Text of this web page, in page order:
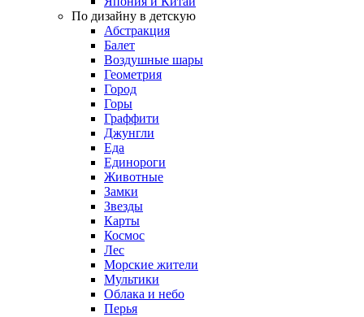
По дизайну в детскую
Абстракция
Балет
Воздушные шары
Геометрия
Город
Горы
Граффити
Джунгли
Еда
Единороги
Животные
Замки
Звезды
Карты
Космос
Лес
Морские жители
Мультики
Облака и небо
Перья